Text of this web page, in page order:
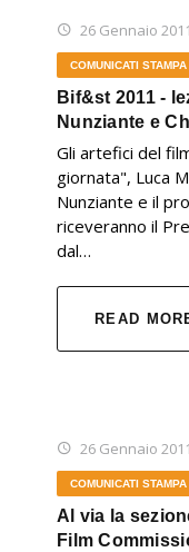
26 Gennaio 2011
COMUNICATI STAMPA
Bif&st 2011 -
Nunziante e
Gli artefici del
giornata", Luca
Nunziante e il
riceveranno il
dal…
READ
26 Gennaio 2011
COMUNICATI STAMPA
Al via la
Film